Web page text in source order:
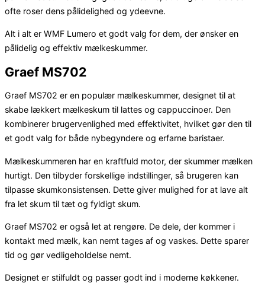
ofte roser dens pålidelighed og ydeevne.
Alt i alt er WMF Lumero et godt valg for dem, der ønsker en
pålidelig og effektiv mælkeskummer.
Graef MS702
Graef MS702 er en populær mælkeskummer, designet til at
skabe lækkert mælkeskum til lattes og cappuccinoer. Den
kombinerer brugervenlighed med effektivitet, hvilket gør den til
et godt valg for både nybegyndere og erfarne baristaer.
Mælkeskummeren har en kraftfuld motor, der skummer mælken
hurtigt. Den tilbyder forskellige indstillinger, så brugeren kan
tilpasse skumkonsistensen. Dette giver mulighed for at lave alt
fra let skum til tæt og fyldigt skum.
Graef MS702 er også let at rengøre. De dele, der kommer i
kontakt med mælk, kan nemt tages af og vaskes. Dette sparer
tid og gør vedligeholdelse nemt.
Designet er stilfuldt og passer godt ind i moderne køkkener.